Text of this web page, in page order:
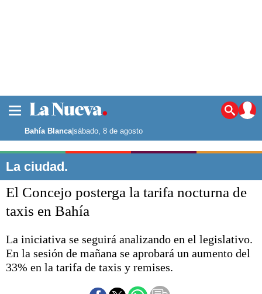
Noticias
La ciudad
Punta Alta
El mundo
Deportes
Escenario Olímpico
Liga del Sur
Básquetbol
Bahía Blanca|sábado, 8 de agosto
La ciudad.
El Concejo posterga la tarifa nocturna de
taxis en Bahía
La iniciativa se seguirá analizando en el legislativo.
En la sesión de mañana se aprobará un aumento del
33% en la tarifa de taxis y remises.